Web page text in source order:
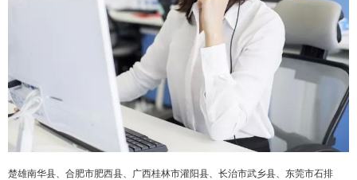
楚雄南华县、合肥市肥西县、广西桂林市灌阳县、长治市武乡县、东莞市石排